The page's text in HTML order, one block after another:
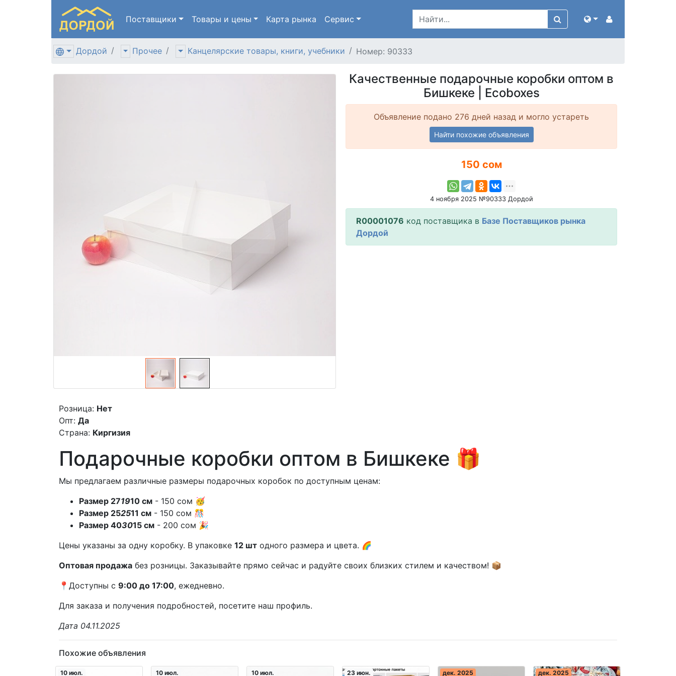
Поставщики Товары и цены Карта рынка Сервис
Дордой Прочее Канцелярские товары, книги, учебники Номер: 90333
Качественные подарочные коробки оптом в
Бишкеке | Ecoboxes
Объявление подано 276 дней назад и могло устареть
Найти похожие объявления
150 сом
4 ноября 2025 №90333 Дордой
R00001076 код поставщика в Базе Поставщиков рынка
Дордой
Розница: Нет
Опт: Да
Страна: Киргизия
Подарочные коробки оптом в Бишкеке 🎁
Мы предлагаем различные размеры подарочных коробок по доступным ценам:
Размер 271910 см - 150 сом 🥳
Размер 252511 см - 150 сом 🎊
Размер 403015 см - 200 сом 🎉
Цены указаны за одну коробку. В упаковке 12 шт одного размера и цвета. 🌈
Оптовая продажа без розницы. Заказывайте прямо сейчас и радуйте своих близких стилем и качеством! 📦
📍Доступны с 9:00 до 17:00, ежедневно.
Для заказа и получения подробностей, посетите наш профиль.
Дата 04.11.2025
Похожие объявления
10 июл. 10 июл. 10 июл. 23 июн. дек. 2025 дек. 2025